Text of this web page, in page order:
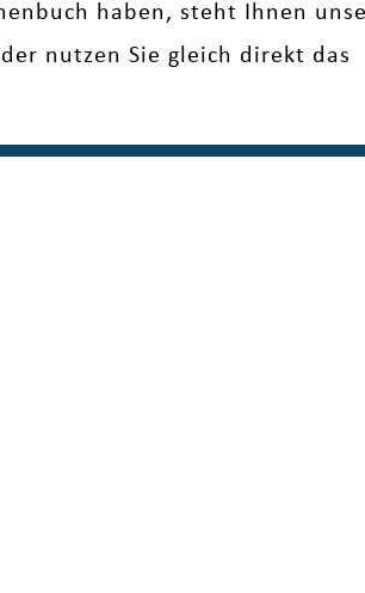
haben, steht Ihnen
nutzen Sie gleich direkt das